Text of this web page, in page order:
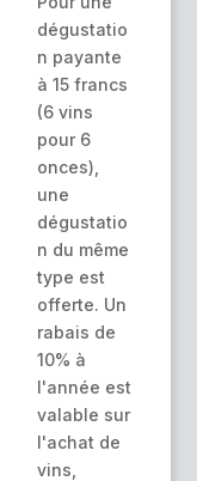
dégustatio
n payante
à 15 francs
(6 vins
pour 6
onces),
une
dégustatio
n du même
type est
offerte. Un
rabais de
10% à
l'année est
valable sur
l'achat de
vins,